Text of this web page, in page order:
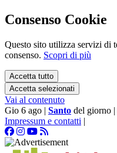
Consenso Cookie
Questo sito utilizza servizi di
consenso. Scopri di più
Accetta tutto
Accetta selezionati
Vai al contenuto
Gio 6 ago | Santo del giorno |
Impressum e contatti |